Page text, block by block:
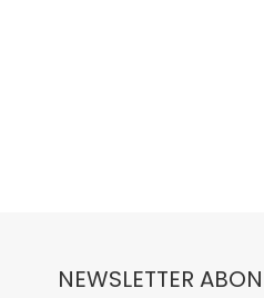
NEWSLETTER